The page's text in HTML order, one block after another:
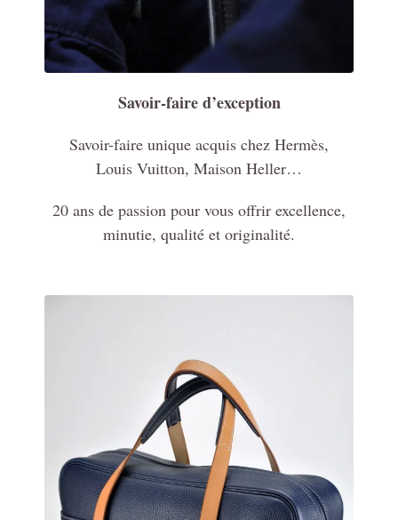
Savoir-faire d’exception
Savoir-faire unique acquis chez Hermès,
Louis Vuitton, Maison Heller…
20 ans de passion pour vous offrir excellence,
minutie, qualité et originalité.